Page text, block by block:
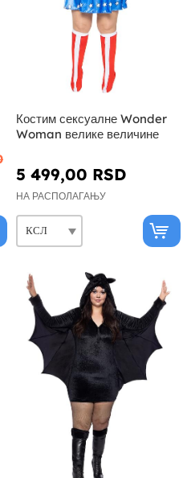
Костим сексуалне Wonder
Woman велике величине
5 499,00 RSD
НА РАСПОЛАГАЊУ